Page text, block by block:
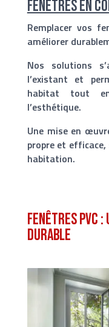
Fenêtres en
Remplacer vos
améliorer
Nos solutions
l’existant et
habitat tout
l’esthétique.
Une mise en
propre et
habitation.
Fenêtres PVC
durable